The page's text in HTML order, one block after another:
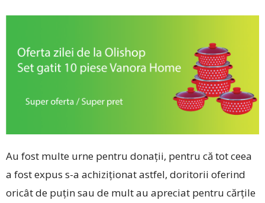
Au fost multe urne pentru donații, pentru că tot ceea
a fost expus s-a achiziționat astfel, doritorii oferind
oricât de puțin sau de mult au apreciat pentru cărțile